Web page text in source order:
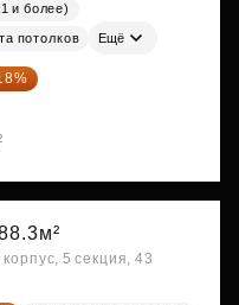
и более)
потолков Ещё
5 секция, 43